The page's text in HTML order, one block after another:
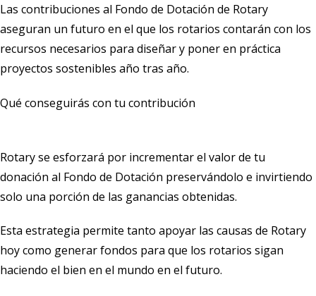
Las contribuciones al Fondo de Dotación de Rotary
aseguran un futuro en el que los rotarios contarán con los
recursos necesarios para diseñar y poner en práctica
proyectos sostenibles año tras año.
Qué conseguirás con tu contribución
Rotary se esforzará por incrementar el valor de tu
donación al Fondo de Dotación preservándolo e invirtiendo
solo una porción de las ganancias obtenidas.
Esta estrategia permite tanto apoyar las causas de Rotary
hoy como generar fondos para que los rotarios sigan
haciendo el bien en el mundo en el futuro.